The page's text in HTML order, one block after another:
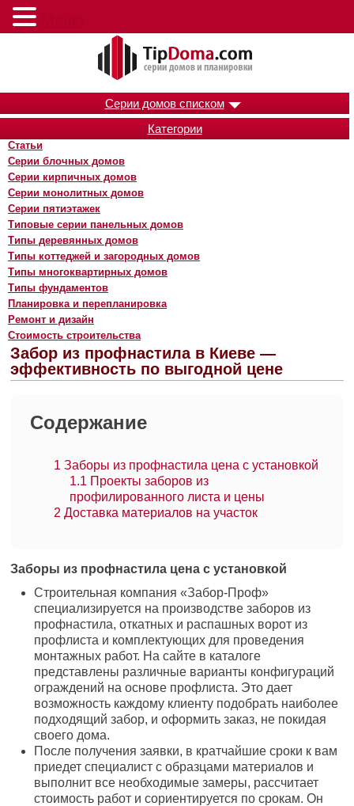
Серии домов списком
Категории
Статьи
Серии блочных домов
Серии кирпичных домов
Серии монолитных домов
Серии пятиэтажек
Типовые серии панельных домов
Типы деревянных домов
Типы коттеджей и загородных домов
Типы многоквартирных домов
Типы фундаментов
Планировка и перепланировка
Ремонт и дизайн
Стоимость строительства
Забор из профнастила в Киеве —
эффективность по выгодной цене
Содержание
1 Заборы из профнастила цена с установкой
1.1 Проекты заборов из
профилированного листа и цены
2 Доставка материалов на участок
Заборы из профнастила цена с установкой
Строительная компания «Забор-Проф»
специализируется на производстве заборов из
профнастила, откатных и распашных ворот из
профлиста и комплектующих для проведения
монтажных работ. На сайте в каталоге
представлены различные варианты конфигураций
ограждений на основе профлиста. Это дает
возможность каждому клиенту подобрать наиболее
подходящий забор, и оформить заказ, не покидая
своего дома.
После получения заявки, в кратчайшие сроки к вам
приедет специалист с образцами материалов и
выполнит все необходимые замеры, рассчитает
стоимость работ и сориентируется по срокам. Он